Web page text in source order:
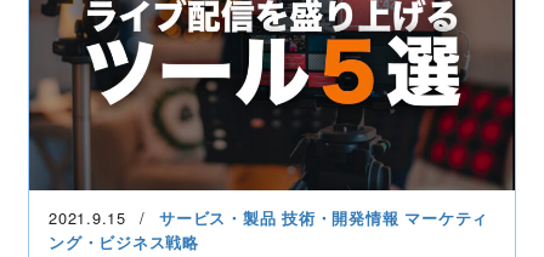
2021.9.15 サービス・製品技術・開発情報 マーケティ
ング・ビジネス戦略